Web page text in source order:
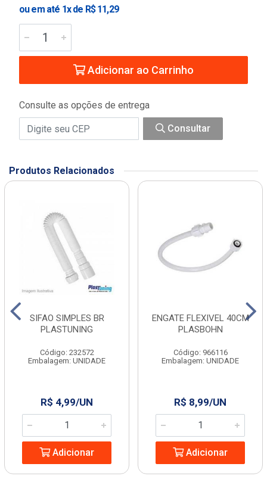
ou em até 1x de R$ 11,29
Adicionar ao Carrinho
Consulte as opções de entrega
Consultar
Produtos Relacionados
SIFAO SIMPLES BR
PLASTUNING
Código: 232572
Embalagem: UNIDADE
R$ 4,99/UN
Adicionar
ENGATE FLEXIVEL 40CM
PLASBOHN
Código: 966116
Embalagem: UNIDADE
R$ 8,99/UN
Adicionar